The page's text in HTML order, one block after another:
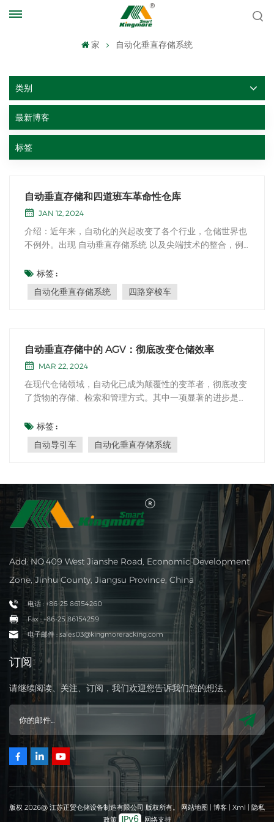
家 自动化垂直存储系统
类别
最新博客
标签
自动垂直存储和四道班车革命性仓库
JAN 12, 2024
介绍：近年来，自动化的兴起改变了各个行业，仓储世界也
不例外。出现 自动垂直存储系统 以及尖端技术的整合，例
和管理的方式。这篇博客文章探讨了自动垂直存储带来的好
处和进步以及四向班车汽车的显着功能。效率和空间优化：
自动化的垂直存储系统旨在最大化仓库中...
标签 :
自动化垂直存储系统
四路穿梭车
自动垂直存储中的 AGV：彻底改变仓储效率
MAR 22, 2024
在现代仓储领域，自动化已成为颠覆性的变革者，彻底改变
了货物的存储、检索和管理方式。其中一项显著的进步是将
(AVSS) 中的一项重要技术。AGV 具有更高的灵活性、效率
和成本效益，是简化仓库运营不可或缺的工具。在本篇博文
中，我们将深入探讨 AGV 的世界，并探索它们如...
标签 :
自动导引车
自动化垂直存储系统
Add: NO.409 West Jianshe Road, Economic Development
Zone, Jinhu County, Jiangsu Province, China
电话 : +86-25 86154260
Fax : +86-25 86154259
电子邮件 : sales03@kingmoreracking.com
订阅
请继续阅读、关注、订阅，我们欢迎您告诉我们您的想法。
版权 2026@ 江苏正贸仓储设备制造有限公司 版权所有。 网站地图 | 博客 | Xml | 隐私
政策
网络支持